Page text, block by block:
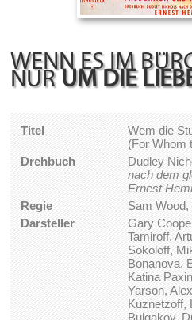
WENN ES IM
NUR UM DIE
Titel
Wem die
(For Whom
Drehbuch
Dudley
nach dem
Ernest
Regie
Sam Wood,
Darsteller
Gary
Tamiroff,
Sokoloff,
Bonanova,
Katina
Yarson,
Kuznetzoff,
Bulgakov,